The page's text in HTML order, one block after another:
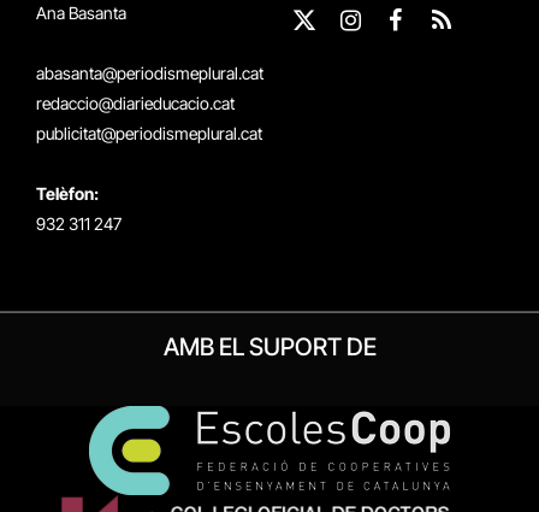
Ana Basanta
abasanta@periodismeplural.cat
redaccio@diarieducacio.cat
publicitat@periodismeplural.cat
Telèfon:
932 311 247
X
Instagram
Facebook
RSS
AMB EL SUPORT DE